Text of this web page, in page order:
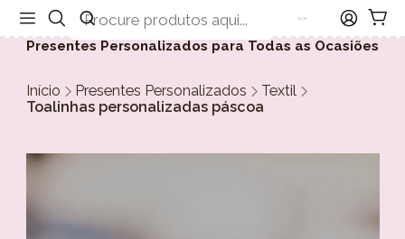
Presentes Personalizados para Todas as Ocasiões
Início Presentes Personalizados
Textil
Toalinhas personalizadas páscoa